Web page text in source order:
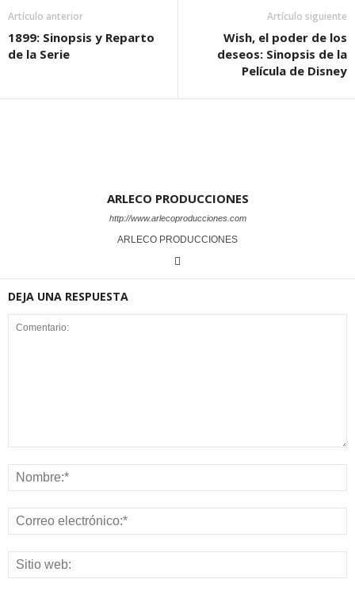
Artículo anterior
1899: Sinopsis y Reparto
de la Serie
Artículo siguiente
Wish, el poder de los
deseos: Sinopsis de la
Película de Disney
ARLECO PRODUCCIONES
http://www.arlecoproducciones.com
ARLECO PRODUCCIONES
DEJA UNA RESPUESTA